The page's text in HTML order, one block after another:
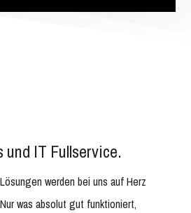
und IT Fullservice.
werden bei uns auf Herz
was absolut gut funktioniert,